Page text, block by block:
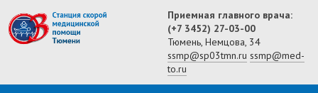
Приемная главного врача:
(+7 3452) 27-03-00
Тюмень, Немцова, 34
ssmp@sp03tmn.ru ssmp@med-
to.ru